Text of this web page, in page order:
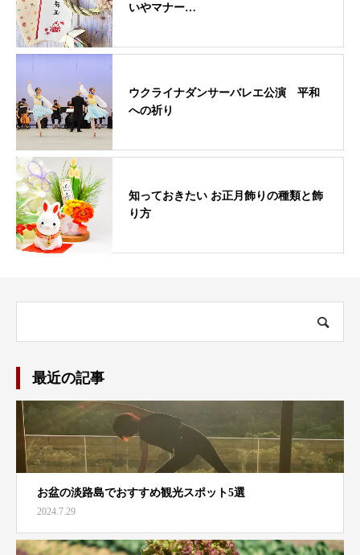
いやマナー…
ウクライナダンサーバレエ公演 平和
への祈り
知っておきたい お正月飾りの種類と飾
り方
最近の記事
お盆の淡路島でおすすめ観光スポット5選
2024.7.29